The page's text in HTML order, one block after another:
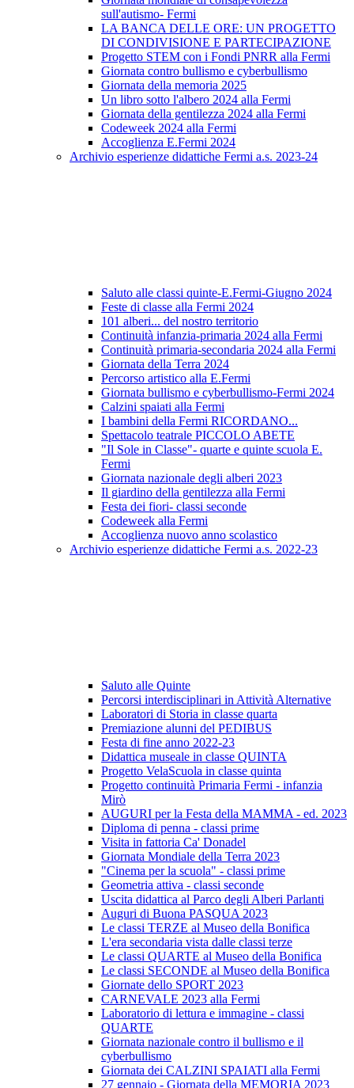
sull'autismo- Fermi
LA BANCA DELLE ORE: UN PROGETTO
DI CONDIVISIONE E PARTECIPAZIONE
Progetto STEM con i Fondi PNRR alla Fermi
Giornata contro bullismo e cyberbullismo
Giornata della memoria 2025
Un libro sotto l'albero 2024 alla Fermi
Giornata della gentilezza 2024 alla Fermi
Codeweek 2024 alla Fermi
Accoglienza E.Fermi 2024
Archivio esperienze didattiche Fermi a.s. 2023-24
Saluto alle classi quinte-E.Fermi-Giugno 2024
Feste di classe alla Fermi 2024
101 alberi... del nostro territorio
Continuità infanzia-primaria 2024 alla Fermi
Continuità primaria-secondaria 2024 alla Fermi
Giornata della Terra 2024
Percorso artistico alla E.Fermi
Giornata bullismo e cyberbullismo-Fermi 2024
Calzini spaiati alla Fermi
I bambini della Fermi RICORDANO...
Spettacolo teatrale PICCOLO ABETE
"Il Sole in Classe"- quarte e quinte scuola E.
Fermi
Giornata nazionale degli alberi 2023
Il giardino della gentilezza alla Fermi
Festa dei fiori- classi seconde
Codeweek alla Fermi
Accoglienza nuovo anno scolastico
Archivio esperienze didattiche Fermi a.s. 2022-23
Saluto alle Quinte
Percorsi interdisciplinari in Attività Alternative
Laboratori di Storia in classe quarta
Premiazione alunni del PEDIBUS
Festa di fine anno 2022-23
Didattica museale in classe QUINTA
Progetto VelaScuola in classe quinta
Progetto continuità Primaria Fermi - infanzia
Mirò
AUGURI per la Festa della MAMMA - ed. 2023
Diploma di penna - classi prime
Visita in fattoria Ca' Donadel
Giornata Mondiale della Terra 2023
"Cinema per la scuola" - classi prime
Geometria attiva - classi seconde
Uscita didattica al Parco degli Alberi Parlanti
Auguri di Buona PASQUA 2023
Le classi TERZE al Museo della Bonifica
L'era secondaria vista dalle classi terze
Le classi QUARTE al Museo della Bonifica
Le classi SECONDE al Museo della Bonifica
Giornate dello SPORT 2023
CARNEVALE 2023 alla Fermi
Laboratorio di lettura e immagine - classi
QUARTE
Giornata nazionale contro il bullismo e il
cyberbullismo
Giornata dei CALZINI SPAIATI alla Fermi
27 gennaio - Giornata della MEMORIA 2023